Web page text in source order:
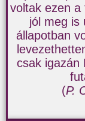
voltak ezen a
jól meg is
állapotban
csak igazán
(P.